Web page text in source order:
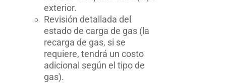
exterior.
Revisión detallada del
estado de carga de gas (la
recarga de gas, si se
requiere, tendrá un costo
adicional según el tipo de
gas).